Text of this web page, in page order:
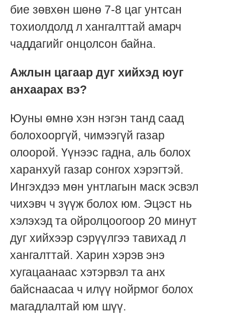
бие зөвхөн шөнө 7-8 цаг унтсан
тохиолдолд л хангалттай амарч
чаддагийг онцолсон байна.
Ажлын цагаар дуг хийхэд юуг
анхаарах вэ?
Юуны өмнө хэн нэгэн танд саад
болохооргүй, чимээгүй газар
олоорой. Үүнээс гадна, аль болох
харанхуй газар сонгох хэрэгтэй.
Ингэхдээ мөн унтлагын маск эсвэл
чихэвч ч зүүж болох юм. Эцэст нь
хэлэхэд та ойролцоогоор 20 минут
дуг хийхээр сэрүүлгээ тавихад л
хангалттай. Харин хэрэв энэ
хугацаанаас хэтэрвэл та анх
байснаасаа ч илүү нойрмог болох
магадлалтай юм шүү.